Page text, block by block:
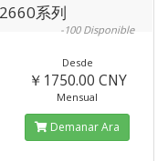
系列
-100 Disponible
Desde
￥1750.00 CNY
Mensual
Demanar Ara